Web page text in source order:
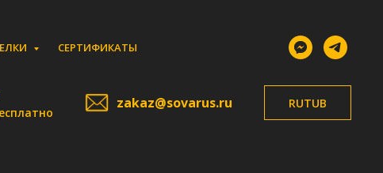
СЕРТИФИКАТЫ
zakaz@sovarus.ru RUTUB